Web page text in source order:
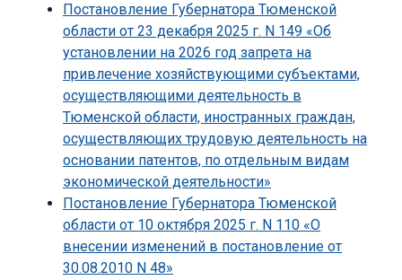
Постановление Губернатора Тюменской
области от 23 декабря 2025 г. N 149 «Об
установлении на 2026 год запрета на
привлечение хозяйствующими субъектами,
осуществляющими деятельность в
Тюменской области, иностранных граждан,
осуществляющих трудовую деятельность на
основании патентов, по отдельным видам
экономической деятельности»
Постановление Губернатора Тюменской
области от 10 октября 2025 г. N 110 «О
внесении изменений в постановление от
30.08.2010 N 48»